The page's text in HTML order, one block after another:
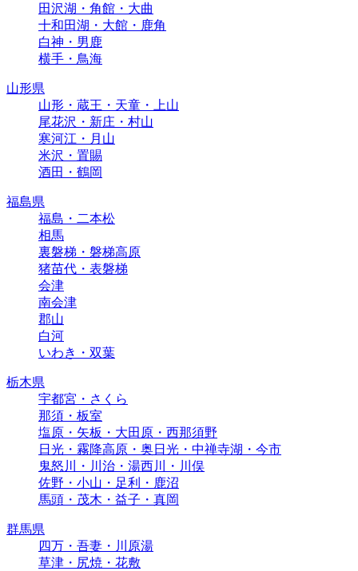
田沢湖・角館・大曲
十和田湖・大館・鹿角
白神・男鹿
横手・鳥海
山形県
山形・蔵王・天童・上山
尾花沢・新庄・村山
寒河江・月山
米沢・置賜
酒田・鶴岡
福島県
福島・二本松
相馬
裏磐梯・磐梯高原
猪苗代・表磐梯
会津
南会津
郡山
白河
いわき・双葉
栃木県
宇都宮・さくら
那須・板室
塩原・矢板・大田原・西那須野
日光・霧降高原・奥日光・中禅寺湖・今市
鬼怒川・川治・湯西川・川俣
佐野・小山・足利・鹿沼
馬頭・茂木・益子・真岡
群馬県
四万・吾妻・川原湯
草津・尻焼・花敷